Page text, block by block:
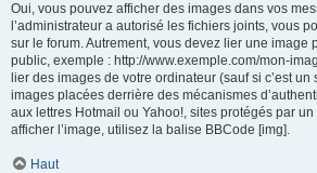
Oui, vous pouvez afficher des images dans vos
l’administrateur a autorisé les fichiers joints, vous
sur le forum. Autrement, vous devez lier une image
public, exemple : http://www.exemple.com/mon-
lier des images de votre ordinateur (sauf si c’est
images placées derrière des mécanismes
aux lettres Hotmail ou Yahoo!, sites protégés par
afficher l’image, utilisez la balise BBCode [img].
Haut